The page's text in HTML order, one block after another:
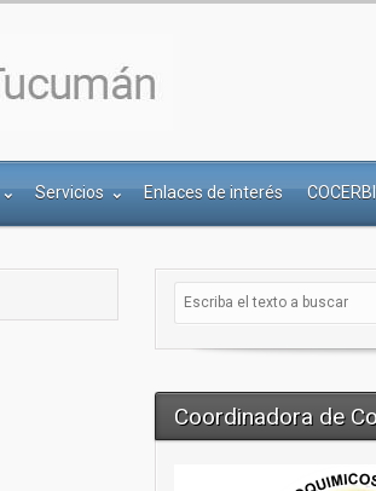
Servicios Enlaces de interés
Coordinadora de